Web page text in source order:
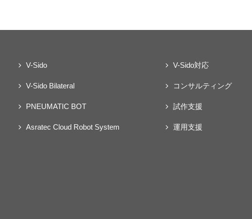
V-Sido
V-Sido Bilateral
PNEUMATIC BOT
Asratec Cloud Robot System
V-Sido対応
コンサルティング
試作支援
運用支援